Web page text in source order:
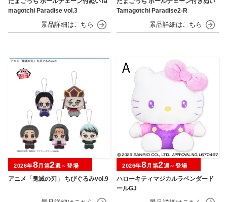
magotchi Paradise vol.3
Tamagotchi Paradise2-R
アニメ「鬼滅の刃」 ちびぐるみvol.9
2026年8月第2週～登場
ハローキティマジカルラベンダード
ールGJ
2026年8月第2週～登場